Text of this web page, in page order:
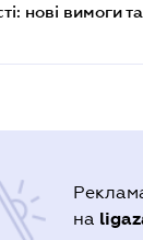
нові вимоги
на